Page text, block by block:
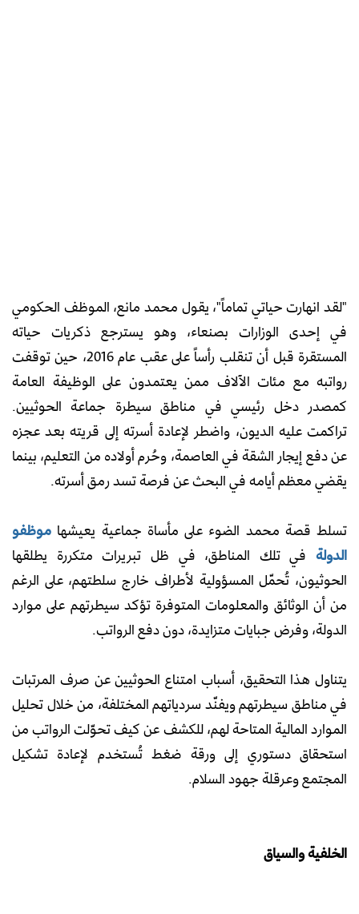
"لقد انهارت حياتي تماماً"، يقول محمد مانع، الموظف الحكومي
في إحدى الوزارات بصنعاء، وهو يسترجع ذكريات حياته
المستقرة قبل أن تنقلب رأساً على عقب عام 2016، حين توقفت
رواتبه مع مئات الآلاف ممن يعتمدون على الوظيفة العامة
كمصدر دخل رئيسي في مناطق سيطرة جماعة الحوثيين.
تراكمت عليه الديون، واضطر لإعادة أسرته إلى قريته بعد عجزه
عن دفع إيجار الشقة في العاصمة، وحُرم أولاده من التعليم، بينما
يقضي معظم أيامه في البحث عن فرصة تسد رمق أسرته.
تسلط قصة محمد الضوء على مأساة جماعية يعيشها موظفو
الدولة في تلك المناطق، في ظل تبريرات متكررة يطلقها
الحوثيون، تُحمّل المسؤولية لأطراف خارج سلطتهم، على الرغم
من أن الوثائق والمعلومات المتوفرة تؤكد سيطرتهم على موارد
الدولة، وفرض جبايات متزايدة، دون دفع الرواتب.
يتناول هذا التحقيق، أسباب امتناع الحوثيين عن صرف المرتبات
في مناطق سيطرتهم ويفنّد سردياتهم المختلفة، من خلال تحليل
الموارد المالية المتاحة لهم، للكشف عن كيف تحوّلت الرواتب من
استحقاق دستوري إلى ورقة ضغط تُستخدم لإعادة تشكيل
المجتمع وعرقلة جهود السلام.
الخلفية والسياق